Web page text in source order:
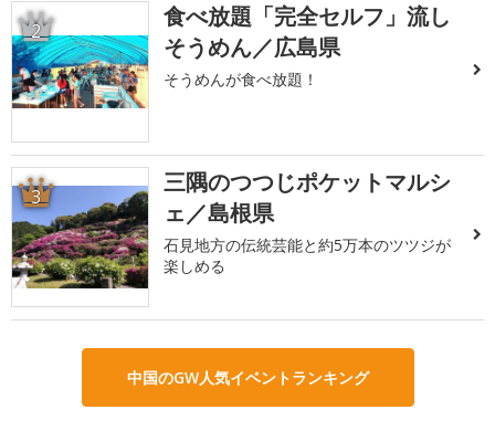
2
食べ放題「完全セルフ」流し
そうめん／広島県
そうめんが食べ放題！
3
三隅のつつじポケットマルシ
ェ／島根県
石見地方の伝統芸能と約5万本のツツジが
楽しめる
中国のGW人気イベントランキング